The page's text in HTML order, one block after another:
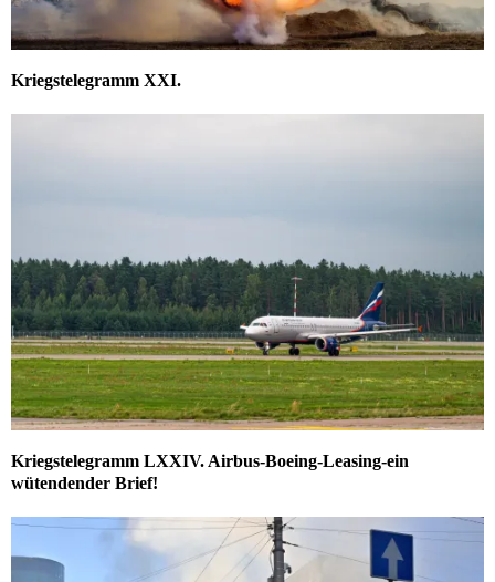
Kriegstelegramm XXI.
Kriegstelegramm LXXIV. Airbus-Boeing-Leasing-ein
wütendender Brief!